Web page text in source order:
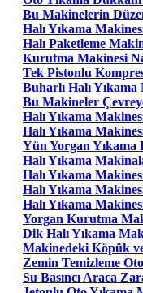
Bu Makinelerin
Halı Yıkama
Halı Paketleme
Kurutma Makinesi
Tek Pistonlu
Buharlı Halı
Bu Makineler
Halı Yıkama
Halı Yıkama
Yün Yorgan Yıkama
Halı Yıkama
Halı Yıkama
Halı Yıkama
Halı Yıkama
Yorgan Kurutma
Dik Halı Yıkama
Makinedeki Köpük
Zemin Temizleme
Su Basıncı Araca